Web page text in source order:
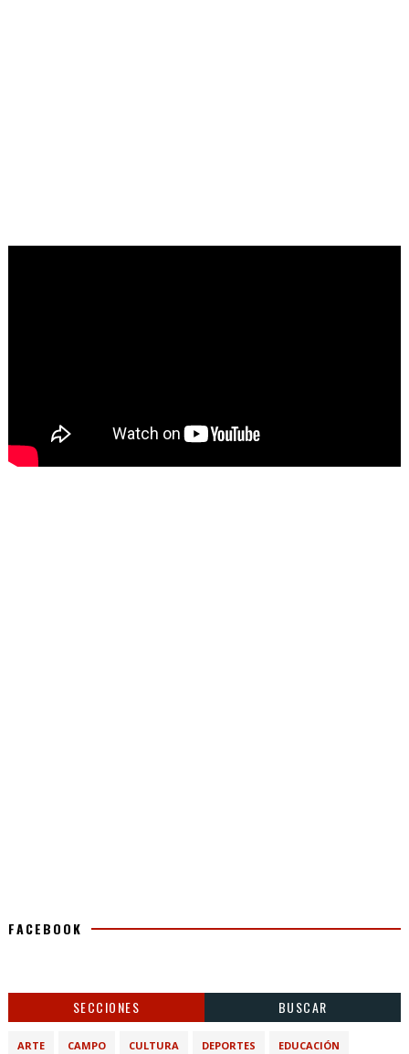
FACEBOOK
SECCIONES BUSCAR
ARTE CAMPO CULTURA DEPORTES EDUCACIÓN